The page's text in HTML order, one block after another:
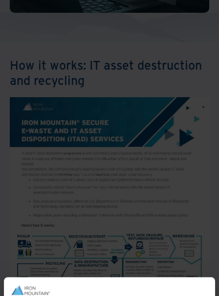
How it works: IT asset destruction
and recycling